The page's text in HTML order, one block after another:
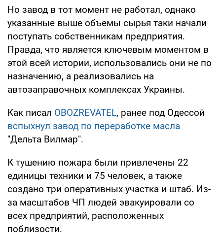
Но завод в тот момент не работал, однако
указанные выше объемы сырья таки начали
поступать собственникам предприятия.
Правда, что является ключевым моментом в
этой всей истории, использовались они не по
назначению, а реализовались на
автозаправочных комплексах Украины.
Как писал OBOZREVATEL, ранее под Одессой
вспыхнул завод по переработке масла
"Дельта Вилмар".
К тушению пожара были привлечены 22
единицы техники и 75 человек, а также
создано три оперативных участка и штаб. Из-
за масштабов ЧП людей эвакуировали со
всех предприятий, расположенных
поблизости.